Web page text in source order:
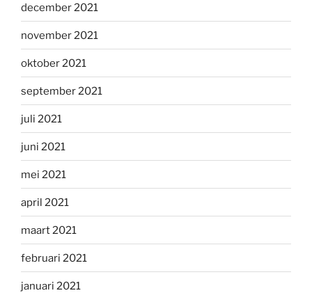
december 2021
november 2021
oktober 2021
september 2021
juli 2021
juni 2021
mei 2021
april 2021
maart 2021
februari 2021
januari 2021